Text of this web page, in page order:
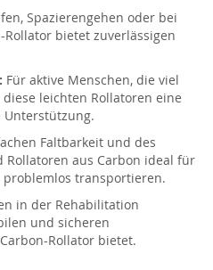
Spazierengehen oder bei
Rollator bietet zuverlässigen
Für aktive Menschen, die viel
leichten Rollatoren eine
Faltbarkeit und des
Rollatoren aus Carbon ideal für
problemlos transportieren.
in der Rehabilitation
und sicheren
Rollator bietet.